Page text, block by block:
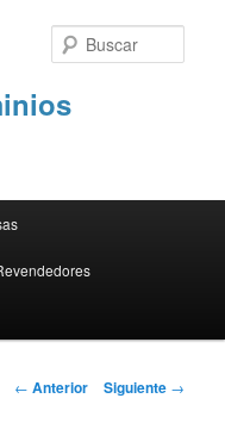
Navegación
← Anterior Siguiente →